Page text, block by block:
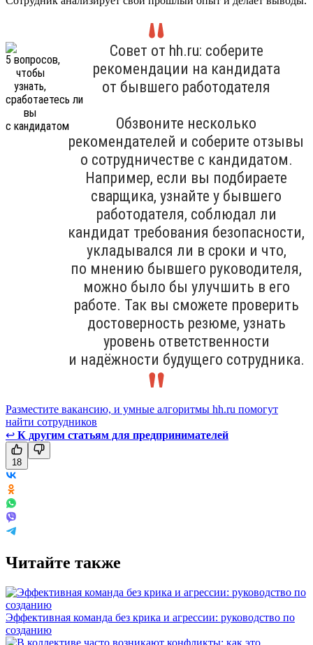
Совет от hh.ru: соберите
рекомендации на кандидата
от бывшего работодателя
Обзвоните несколько
рекомендателей и соберите отзывы
о сотрудничестве с кандидатом.
Например, если вы подбираете
сварщика, узнайте у бывшего
работодателя, соблюдал ли
кандидат требования безопасности,
укладывался ли в сроки и что,
по мнению бывшего руководителя,
можно было бы улучшить в его
работе. Так вы сможете проверить
достоверность резюме, узнать
уровень ответственности
и надёжности будущего сотрудника.
Разместите вакансию, и умные алгоритмы hh.ru помогут
найти сотрудников
↩ К другим статьям для предпринимателей
18
Читайте также
Эффективная команда без крика и агрессии: руководство по
созданию